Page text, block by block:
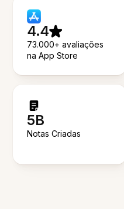
4.4
73.000+ avaliações
na App Store
5B
Notas Criadas